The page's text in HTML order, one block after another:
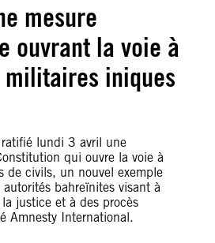
mesure
ouvrant la voie à
militaires iniques
lundi 3 avril une
qui ouvre la voie à
de civils, un nouvel exemple
bahreïnites visant à
justice et à des procès
Amnesty International.